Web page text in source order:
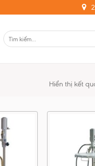
Hiển thị kết